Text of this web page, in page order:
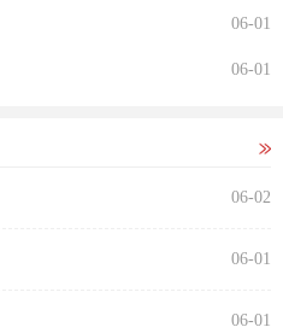
06-01
06-01
06-02
06-01
06-01